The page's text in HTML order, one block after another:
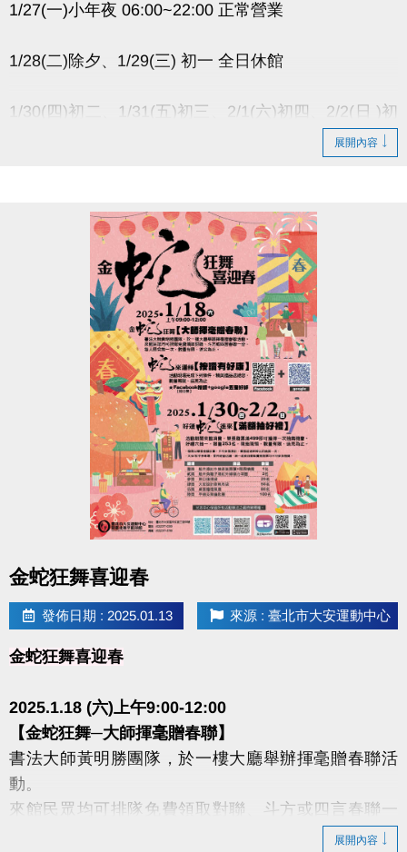
1/27(一)小年夜 06:00~22:00 正常營業
1/28(二)除夕、1/29(三) 初一 全日休館
1/30(四)初二、1/31(五)初三、2/1(六)初四、2/2(日 )初
2/3(一 ) 初六 06:00~22:00 正常營業
-----------------------------------------------------------------------
-----------------------
【游泳池、體適能】寒假期間公益時段調整
114/1/21(二)~114/2/8(六)
上午8:00~10:00 公益時段正常開放
下午14:00~16:00公益時段暫停
-----------------------------------------------------------------------
-----------------------
停車場春節營業時間
114/1/30初二(四)~114/2/2初五(日) 08:00~16:00
愛浪販賣部114/1/28 (除夕) ~ 114/2/2 (初五) 店休六天
展開內容
金蛇狂舞喜迎春
發佈日期 : 2025.01.13 來源 : 臺北市大安運動中心
金蛇狂舞喜迎春
2025.1.18 (六)上午9:00-12:00
【金蛇狂舞─大師揮毫贈春聯】
書法大師黃明勝團隊，於一樓大廳舉辦揮毫贈春聯活
動。
來館民眾均可排隊免費領取對聯、斗方或四言春聯一
展開內容